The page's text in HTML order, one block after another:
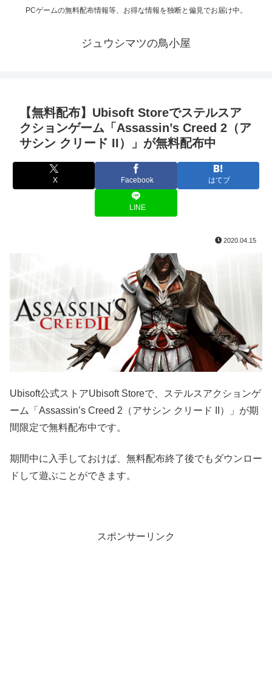
PCゲームの無料配布情報等、お得な情報を独断と偏見でお届け中。
ジュウシマツの鳥小屋
【無料配布】Ubisoft Storeでステルスア
クションゲーム「Assassin’s Creed 2（ア
サシン クリード II）」が無料配布中
X Facebook はてブ
LINE
2020.04.15
Ubisoft公式ストアUbisoft Storeで、ステルスアクションゲ
ーム「Assassin’s Creed 2（アサシン クリード II）」が期
間限定で無料配布中です。
期間中に入手しておけば、無料配布終了後でもダウンロー
ドして遊ぶことができます。
スポンサーリンク